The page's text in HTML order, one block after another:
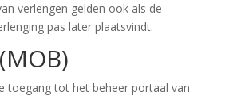
verlengen gelden ook als de
pas later plaatsvindt.
toegang tot het beheer portaal van